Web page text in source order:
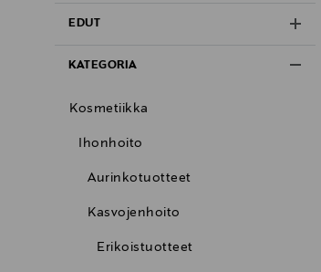
EDUT
KATEGORIA
Kosmetiikka
Ihonhoito
Aurinkotuotteet
Kasvojenhoito
Erikoistuotteet